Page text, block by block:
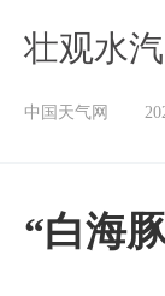
壮观水
中国天气网
“白海